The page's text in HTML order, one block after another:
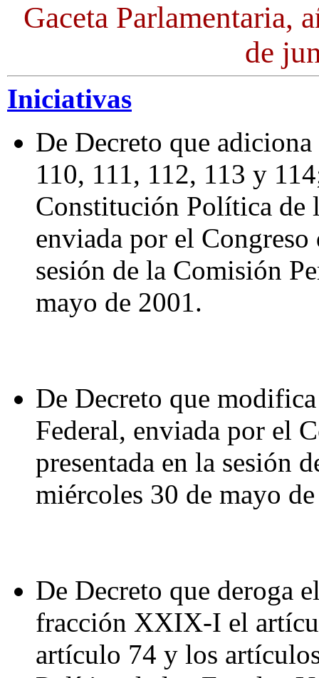
Gaceta Parlamentaria,
de
Iniciativas
De Decreto que
110, 111, 112, 113 y
Constitución Política de
enviada por el Congreso
sesión de la Comisión
mayo de 2001.
De Decreto que
Federal, enviada por el
presentada en la sesión
miércoles 30 de mayo
De Decreto que deroga
fracción XXIX-I el
artículo 74 y los